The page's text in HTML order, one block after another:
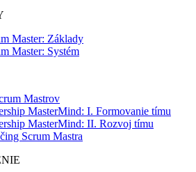
Master: Základy
Master: Systém
Mastrov
MasterMind: I. Formovanie tímu
MasterMind: II. Rozvoj tímu
Scrum Mastra